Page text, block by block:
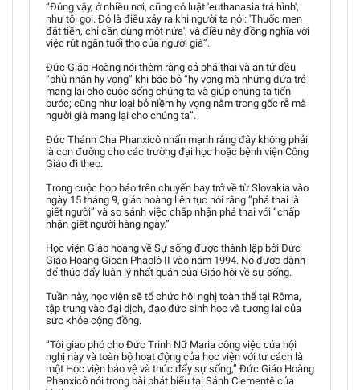
“Đúng vậy, ở nhiều nơi, cũng có luật 'euthanasia trá hình',
như tôi gọi. Đó là điều xảy ra khi người ta nói: 'Thuốc men
đắt tiền, chỉ cần dùng một nửa', và điều này đồng nghĩa với
việc rút ngắn tuổi thọ của người già”.
Đức Giáo Hoàng nói thêm rằng cả phá thai và an tử đều
“phủ nhận hy vọng” khi bác bỏ “hy vọng mà những đứa trẻ
mang lại cho cuộc sống chúng ta và giúp chúng ta tiến
bước; cũng như loại bỏ niềm hy vọng nằm trong gốc rễ mà
người già mang lại cho chúng ta”.
Đức Thánh Cha Phanxicô nhấn mạnh rằng đây không phải
là con đường cho các trường đại học hoặc bệnh viện Công
Giáo đi theo.
Trong cuộc họp báo trên chuyến bay trở về từ Slovakia vào
ngày 15 tháng 9, giáo hoàng liên tục nói rằng “phá thai là
giết người” và so sánh việc chấp nhận phá thai với “chấp
nhận giết người hàng ngày.”
Học viện Giáo hoàng về Sự sống được thành lập bởi Đức
Giáo Hoàng Gioan Phaolô II vào năm 1994. Nó được dành
để thúc đẩy luân lý nhất quán của Giáo hội về sự sống.
Tuần này, học viện sẽ tổ chức hội nghị toàn thể tại Rôma,
tập trung vào đại dịch, đạo đức sinh học và tương lai của
sức khỏe cộng đồng.
“Tôi giao phó cho Đức Trinh Nữ Maria công việc của hội
nghị này và toàn bộ hoạt động của học viện với tư cách là
một Học viện bảo vệ và thúc đẩy sự sống,” Đức Giáo Hoàng
Phanxicô nói trong bài phát biểu tại Sảnh Clementê của